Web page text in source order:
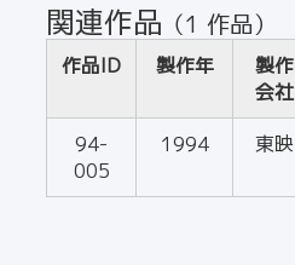
関連作品 （1 作品）
作品ID 製作年
製作
会社
94-
005
1994 東映